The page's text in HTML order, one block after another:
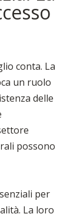
conta. La
un ruolo
delle
possono
per
La loro